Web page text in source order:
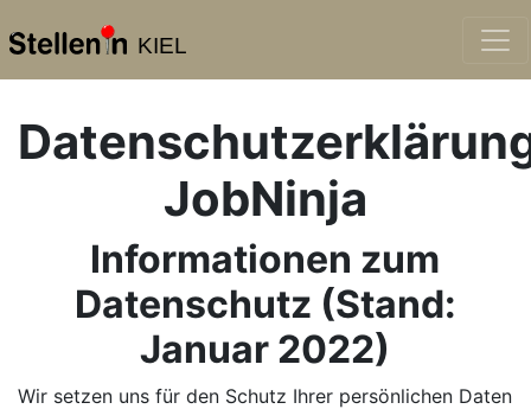
KIEL
JobNinja
Informationen zum
Datenschutz (Stand:
Januar 2022)
Wir setzen uns für den Schutz Ihrer persönlichen Daten